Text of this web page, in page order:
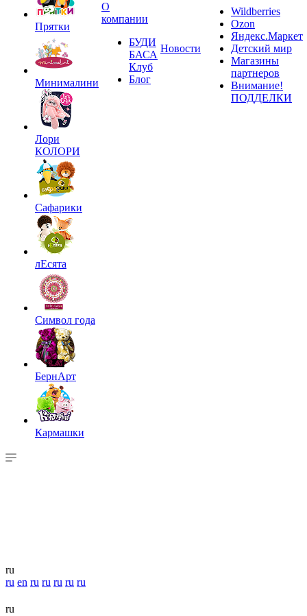
Прятки
Минималини
Лори
КОЛОРИ
Сафарики
лЕсята
Символ года
БернАрт
Кармашки
О
компании
БУДИ
БАСА
Клуб
Блог
Новости
Wildberries
Ozon
Яндекс.Маркет
Детский мир
Магазины
партнеров
Внимание!
ПОДДЕЛКИ
ru
ru en ru ru ru ru ru
ru